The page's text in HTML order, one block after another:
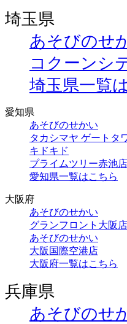
埼玉県
あそびのせ
コクーンシ
埼玉県一覧
愛知県
あそびのせかい
タカシマヤ ゲートタ
キドキド
プライムツリー赤池店
愛知県一覧はこちら
大阪府
あそびのせかい
グランフロント大阪店
あそびのせかい
大阪国際空港店
大阪府一覧はこちら
兵庫県
あそびのせ